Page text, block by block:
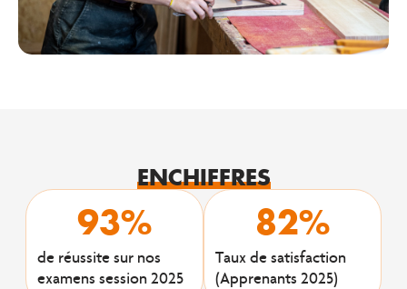
ENCHIFFRES
de réussite sur nos
examens session 2025
93%
Taux de satisfaction
(Apprenants 2025)
82%